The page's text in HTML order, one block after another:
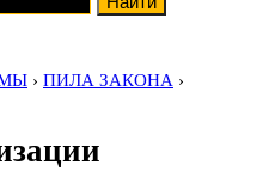
› ПИЛА ЗАКОНА ›